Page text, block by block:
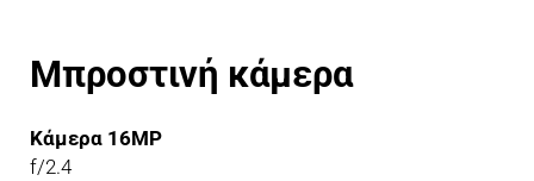
Μπροστινή κάμερα
Κάμερα 16MP
f/2.4